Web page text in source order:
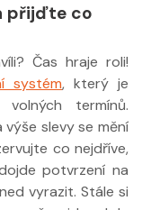
přijďte co
Čas hraje roli!
systém, který je
termínů.
slevy se mění
co nejdříve,
potvrzení na
vyrazit. Stále si